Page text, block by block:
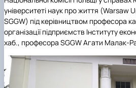
університеті наук про життя (Warsaw
SGGW) під керівництвом професора
організації підприємств Інституту
хаб., професора SGGWАгати Малак-